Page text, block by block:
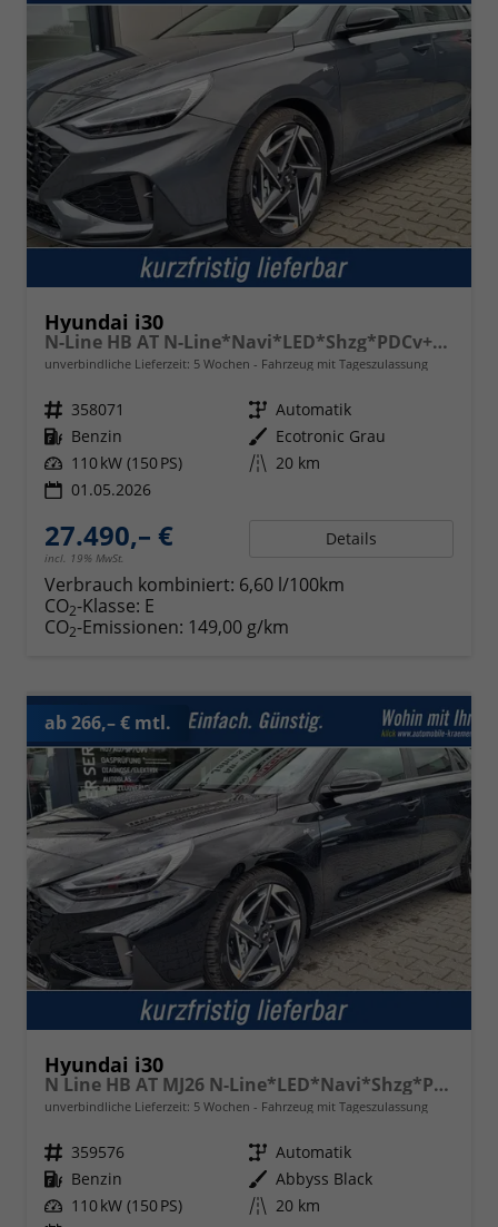
Hyundai i30
N-Line HB AT N-Line*Navi*LED*Shzg*PDCv+h*Cam*18
unverbindliche Lieferzeit: 5 Wochen Fahrzeug mit Tageszulassung
Fahrzeugnr. 358071 Getriebe Automatik
Kraftstoff Benzin Außenfarbe Ecotronic Grau
Leistung 110 kW (150 PS) Kilometerstand 20 km
01.05.2026
27.490,– €
incl. 19% MwSt.
Details
Verbrauch kombiniert: 6,60 l/100km
CO2-Klasse: E
CO2-Emissionen: 149,00 g/km
ab 266,– € mtl.
Hyundai i30
N Line HB AT MJ26 N-Line*LED*Navi*Shzg*PDC*Cam*18*
unverbindliche Lieferzeit: 5 Wochen Fahrzeug mit Tageszulassung
Fahrzeugnr. 359576 Getriebe Automatik
Kraftstoff Benzin Außenfarbe Abbyss Black
Leistung 110 kW (150 PS) Kilometerstand 20 km